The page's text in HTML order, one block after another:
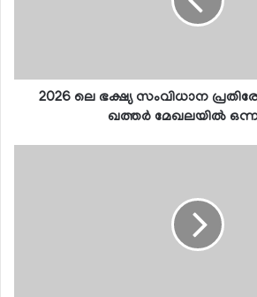
2026 ലെ ഭക്ഷ്യ സംവിധാന
ഖത്തര്‍ മേഖലയില്‍